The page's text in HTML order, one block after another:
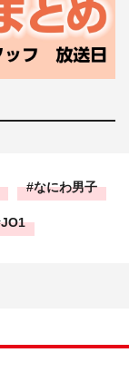
なにわ男子
JO1